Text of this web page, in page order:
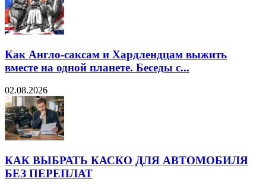
Как Англо-саксам и Хардлендцам выжить
вместе на одной планете. Беседы с...
02.08.2026
КАК ВЫБРАТЬ КАСКО ДЛЯ АВТОМОБИЛЯ
БЕЗ ПЕРЕПЛАТ